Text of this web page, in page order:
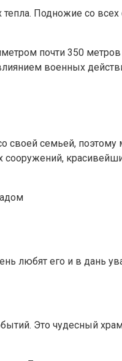
Подножие со
почти 350
военных
своей семьей,
сооружений,
любят его и в дань
Это чудесный